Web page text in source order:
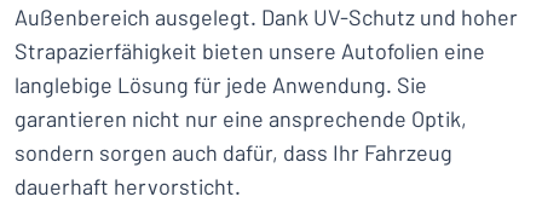
Außenbereich ausgelegt. Dank UV-Schutz und hoher
Strapazierfähigkeit bieten unsere Autofolien eine
langlebige Lösung für jede Anwendung. Sie
garantieren nicht nur eine ansprechende Optik,
sondern sorgen auch dafür, dass Ihr Fahrzeug
dauerhaft hervorsticht.